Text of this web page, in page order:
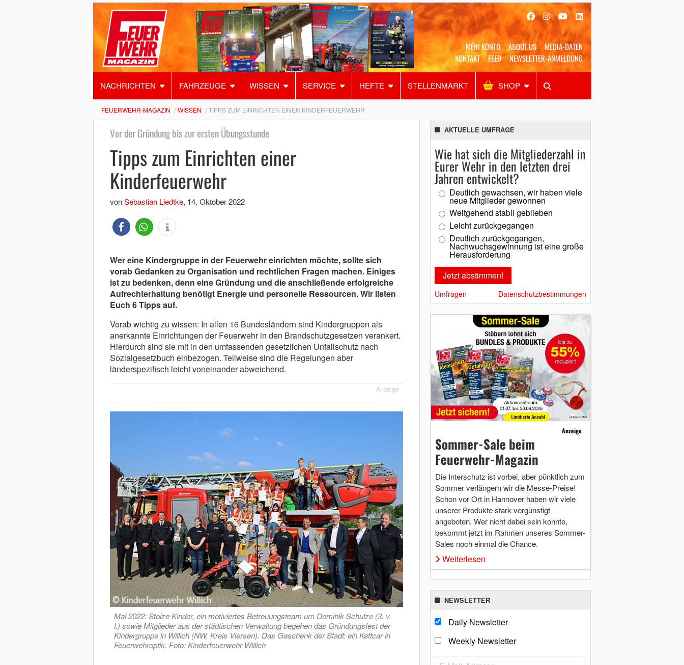
MEIN KONTO ABOUT US
MEDIA-DATEN
KONTAKT
FEED NEWSLETTER-ANMELDUNG
NACHRICHTEN FAHRZEUGE WISSEN SERVICE HEFTE STELLENMARKT SHOP
Alles Shop SUCHEN
FEUERWEHR-MAGAZIN WISSEN TIPPS ZUM EINRICHTEN EINER KINDERFEUERWEHR
Vor der Gründung bis zur ersten Übungsstunde
Tipps zum Einrichten einer
Kinderfeuerwehr
vonSebastian Liedtke, 14. Oktober 2022
Wer eine Kindergruppe in der Feuerwehr einrichten möchte, sollte sich
vorab Gedanken zu Organisation und rechtlichen Fragen machen. Einiges
ist zu bedenken, denn eine Gründung und die anschließende erfolgreiche
Aufrechterhaltung benötigt Energie und personelle Ressourcen. Wir listen
Euch 6 Tipps auf.
Vorab wichtig zu wissen: In allen 16 Bundesländern sind Kindergruppen als
anerkannte Einrichtungen der Feuerwehr in den Brandschutzgesetzen verankert.
Hierdurch sind sie mit in den umfassenden gesetzlichen Unfallschutz nach
Sozialgesetzbuch einbezogen. Teilweise sind die Regelungen aber
länderspezifisch leicht voneinander abweichend.
Anzeige
Mai 2022: Stolze Kinder, ein motiviertes Betreuungsteam um Dominik Schulze (3. v.
l.) sowie Mitglieder aus der städtischen Verwaltung begehen das Gründungsfest der
Kindergruppe in Willich (NW, Kreis Viersen). Das Geschenk der Stadt: ein Kettcar in
Feuerwehroptik. Foto: Kinderfeuerwehr Willich
AKTUELLE UMFRAGE
Wie hat sich die Mitgliederzahl in
Eurer Wehr in den letzten drei
Jahren entwickelt?
Deutlich gewachsen, wir haben viele
neue Mitglieder gewonnen
Weitgehend stabil geblieben
Leicht zurückgegangen
Deutlich zurückgegangen,
Nachwuchsgewinnung ist eine große
Herausforderung
Umfragen Datenschutzbestimmungen
Anzeige
Sommer-Sale beim
Feuerwehr-Magazin
Die Interschutz ist vorbei, aber pünktlich zum
Sommer verlängern wir die Messe-Preise!
Schon vor Ort in Hannover haben wir viele
unserer Produkte stark vergünstigt
angeboten. Wer nicht dabei sein konnte,
bekommt jetzt im Rahmen unseres Sommer-
Sales noch einmal die Chance.
Weiterlesen
NEWSLETTER
Daily Newsletter
Weekly Newsletter